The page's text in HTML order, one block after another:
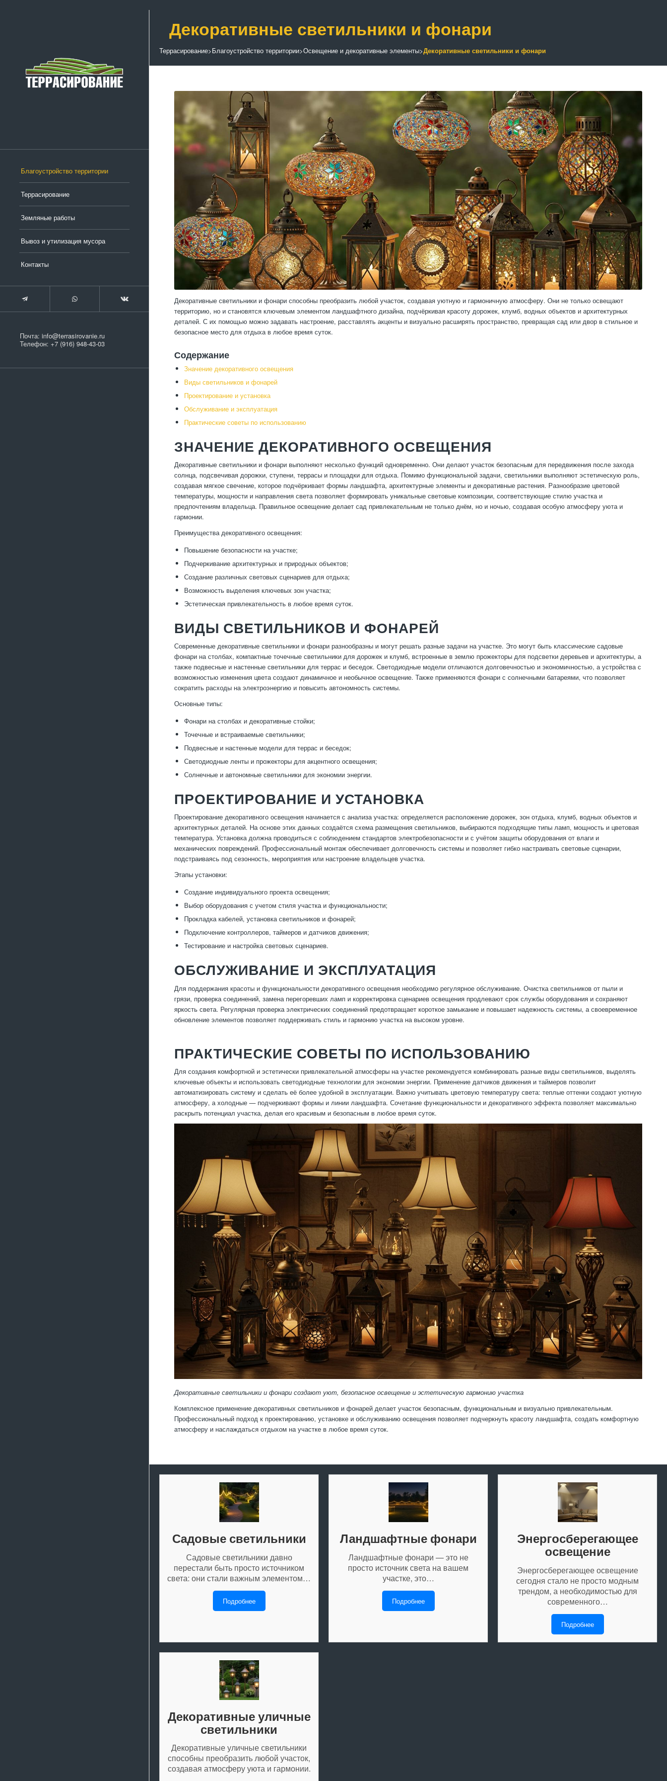
Благоустройство территории
Террасирование
Земляные работы
Вывоз и утилизация мусора
Контакты
Почта: info@terrasirovanie.ru
Телефон: +7 (916) 948-43-03
Декоративные светильники и фонари
Террасирование>Благоустройство территории>Освещение и декоративные элементы>Декоративные светильники и фонари
Декоративные светильники и фонари способны преобразить любой участок, создавая уютную и гармоничную атмосферу. Они не только освещают
территорию, но и становятся ключевым элементом ландшафтного дизайна, подчёркивая красоту дорожек, клумб, водных объектов и архитектурных
деталей. С их помощью можно задавать настроение, расставлять акценты и визуально расширять пространство, превращая сад или двор в стильное и
безопасное место для отдыха в любое время суток.
Содержание
Значение декоративного освещения
Виды светильников и фонарей
Проектирование и установка
Обслуживание и эксплуатация
Практические советы по использованию
ЗНАЧЕНИЕ ДЕКОРАТИВНОГО ОСВЕЩЕНИЯ
Декоративные светильники и фонари выполняют несколько функций одновременно. Они делают участок безопасным для передвижения после захода
солнца, подсвечивая дорожки, ступени, террасы и площадки для отдыха. Помимо функциональной задачи, светильники выполняют эстетическую роль,
создавая мягкое свечение, которое подчёркивает формы ландшафта, архитектурные элементы и декоративные растения. Разнообразие цветовой
температуры, мощности и направления света позволяет формировать уникальные световые композиции, соответствующие стилю участка и
предпочтениям владельца. Правильное освещение делает сад привлекательным не только днём, но и ночью, создавая особую атмосферу уюта и
гармонии.
Преимущества декоративного освещения:
Повышение безопасности на участке;
Подчеркивание архитектурных и природных объектов;
Создание различных световых сценариев для отдыха;
Возможность выделения ключевых зон участка;
Эстетическая привлекательность в любое время суток.
ВИДЫ СВЕТИЛЬНИКОВ И ФОНАРЕЙ
Современные декоративные светильники и фонари разнообразны и могут решать разные задачи на участке. Это могут быть классические садовые
фонари на столбах, компактные точечные светильники для дорожек и клумб, встроенные в землю прожекторы для подсветки деревьев и архитектуры, а
также подвесные и настенные светильники для террас и беседок. Светодиодные модели отличаются долговечностью и экономичностью, а устройства с
возможностью изменения цвета создают динамичное и необычное освещение. Также применяются фонари с солнечными батареями, что позволяет
сократить расходы на электроэнергию и повысить автономность системы.
Основные типы:
Фонари на столбах и декоративные стойки;
Точечные и встраиваемые светильники;
Подвесные и настенные модели для террас и беседок;
Светодиодные ленты и прожекторы для акцентного освещения;
Солнечные и автономные светильники для экономии энергии.
ПРОЕКТИРОВАНИЕ И УСТАНОВКА
Проектирование декоративного освещения начинается с анализа участка: определяется расположение дорожек, зон отдыха, клумб, водных объектов и
архитектурных деталей. На основе этих данных создаётся схема размещения светильников, выбираются подходящие типы ламп, мощность и цветовая
температура. Установка должна проводиться с соблюдением стандартов электробезопасности и с учётом защиты оборудования от влаги и
механических повреждений. Профессиональный монтаж обеспечивает долговечность системы и позволяет гибко настраивать световые сценарии,
подстраиваясь под сезонность, мероприятия или настроение владельцев участка.
Этапы установки:
Создание индивидуального проекта освещения;
Выбор оборудования с учетом стиля участка и функциональности;
Прокладка кабелей, установка светильников и фонарей;
Подключение контроллеров, таймеров и датчиков движения;
Тестирование и настройка световых сценариев.
ОБСЛУЖИВАНИЕ И ЭКСПЛУАТАЦИЯ
Для поддержания красоты и функциональности декоративного освещения необходимо регулярное обслуживание. Очистка светильников от пыли и
грязи, проверка соединений, замена перегоревших ламп и корректировка сценариев освещения продлевают срок службы оборудования и сохраняют
яркость света. Регулярная проверка электрических соединений предотвращает короткое замыкание и повышает надежность системы, а своевременное
обновление элементов позволяет поддерживать стиль и гармонию участка на высоком уровне.
ПРАКТИЧЕСКИЕ СОВЕТЫ ПО ИСПОЛЬЗОВАНИЮ
Для создания комфортной и эстетически привлекательной атмосферы на участке рекомендуется комбинировать разные виды светильников, выделять
ключевые объекты и использовать светодиодные технологии для экономии энергии. Применение датчиков движения и таймеров позволит
автоматизировать систему и сделать её более удобной в эксплуатации. Важно учитывать цветовую температуру света: теплые оттенки создают уютную
атмосферу, а холодные — подчеркивают формы и линии ландшафта. Сочетание функциональности и декоративного эффекта позволяет максимально
раскрыть потенциал участка, делая его красивым и безопасным в любое время суток.
Декоративные светильники и фонари создают уют, безопасное освещение и эстетическую гармонию участка
Комплексное применение декоративных светильников и фонарей делает участок безопасным, функциональным и визуально привлекательным.
Профессиональный подход к проектированию, установке и обслуживанию освещения позволяет подчеркнуть красоту ландшафта, создать комфортную
атмосферу и наслаждаться отдыхом на участке в любое время суток.
Садовые светильники
Садовые светильники давно
перестали быть просто источником
света: они стали важным элементом…
Подробнее
Ландшафтные фонари
Ландшафтные фонари — это не
просто источник света на вашем
участке, это…
Подробнее
Энергосберегающее
освещение
Энергосберегающее освещение
сегодня стало не просто модным
трендом, а необходимостью для
современного…
Подробнее
Декоративные уличные
светильники
Декоративные уличные светильники
способны преобразить любой участок,
создавая атмосферу уюта и гармонии.